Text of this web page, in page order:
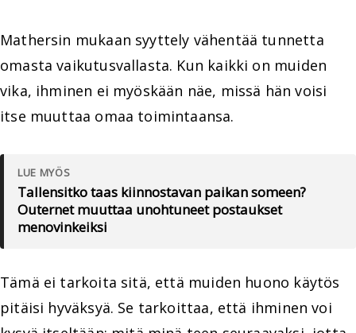
Mathersin mukaan syyttely vähentää tunnetta
omasta vaikutusvallasta. Kun kaikki on muiden
vika, ihminen ei myöskään näe, missä hän voisi
itse muuttaa omaa toimintaansa.
LUE MYÖS
Tallensitko taas kiinnostavan paikan someen?
Outernet muuttaa unohtuneet postaukset
menovinkeiksi
Tämä ei tarkoita sitä, että muiden huono käytös
pitäisi hyväksyä. Se tarkoittaa, että ihminen voi